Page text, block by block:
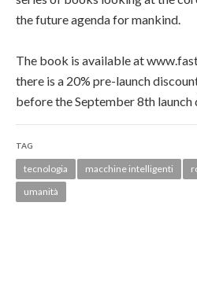
the future agenda for mankind.
The book is available at
there is a 20% pre-launch
before the September 8th launch
TAG
tecnologia macchine intelligenti
umanità